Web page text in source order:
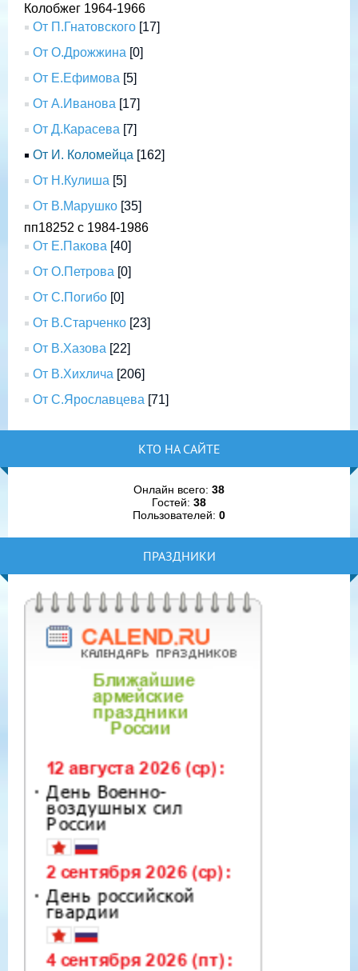
Колобжег 1964-1966
От П.Гнатовского [17]
От О.Дрожжина [0]
От Е.Ефимова [5]
От А.Иванова [17]
От Д.Карасева [7]
От И. Коломейца [162]
От Н.Кулиша [5]
От В.Марушко [35]
пп18252 с 1984-1986
От Е.Пакова [40]
От О.Петрова [0]
От С.Погибо [0]
От В.Старченко [23]
От В.Хазова [22]
От В.Хихлича [206]
От С.Ярославцева [71]
КТО НА САЙТЕ
Онлайн всего: 38
Гостей: 38
Пользователей: 0
ПРАЗДНИКИ